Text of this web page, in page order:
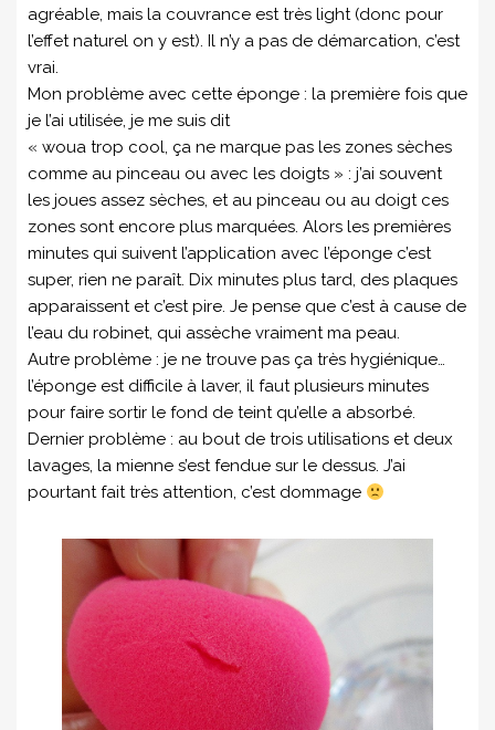
agréable, mais la couvrance est très light (donc pour
l’effet naturel on y est). Il n’y a pas de démarcation, c’est
vrai.
Mon problème avec cette éponge : la première fois que
je l’ai utilisée, je me suis dit
« woua trop cool, ça ne marque pas les zones sèches
comme au pinceau ou avec les doigts » : j’ai souvent
les joues assez sèches, et au pinceau ou au doigt ces
zones sont encore plus marquées. Alors les premières
minutes qui suivent l’application avec l’éponge c’est
super, rien ne paraît. Dix minutes plus tard, des plaques
apparaissent et c’est pire. Je pense que c’est à cause de
l’eau du robinet, qui assèche vraiment ma peau.
Autre problème : je ne trouve pas ça très hygiénique…
l’éponge est difficile à laver, il faut plusieurs minutes
pour faire sortir le fond de teint qu’elle a absorbé.
Dernier problème : au bout de trois utilisations et deux
lavages, la mienne s’est fendue sur le dessus. J’ai
pourtant fait très attention, c’est dommage